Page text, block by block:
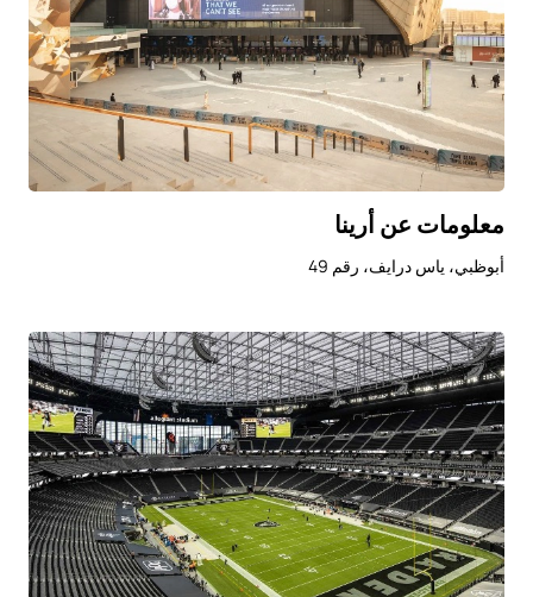
معلومات عن أرينا
أبوظبي، ياس درايف، رقم 49